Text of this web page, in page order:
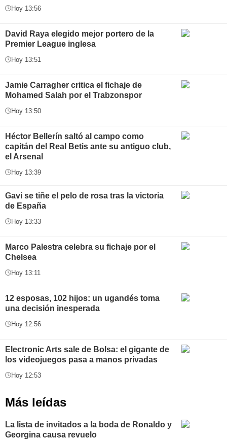
Hoy 13:56
David Raya elegido mejor portero de la
Premier League inglesa
Hoy 13:51
Jamie Carragher critica el fichaje de
Mohamed Salah por el Trabzonspor
Hoy 13:50
Héctor Bellerín saltó al campo como
capitán del Real Betis ante su antiguo club,
el Arsenal
Hoy 13:39
Gavi se tiñe el pelo de rosa tras la victoria
de España
Hoy 13:33
Marco Palestra celebra su fichaje por el
Chelsea
Hoy 13:11
12 esposas, 102 hijos: un ugandés toma
una decisión inesperada
Hoy 12:56
Electronic Arts sale de Bolsa: el gigante de
los videojuegos pasa a manos privadas
Hoy 12:53
Más leídas
La lista de invitados a la boda de Ronaldo y
Georgina causa revuelo